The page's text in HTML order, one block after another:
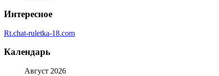
Интересное
Rt.chat-ruletka-18.com
Календарь
Август 2026